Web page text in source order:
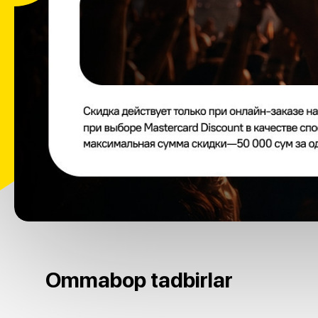
Ommabop tadbirlar